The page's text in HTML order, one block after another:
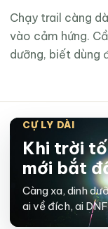
Chạy trail càng
vào cảm hứng.
dưỡng, biết dùng
CỰ LY DÀI
Khi trời
mới bắt
Càng xa, dinh
ai về đích, ai